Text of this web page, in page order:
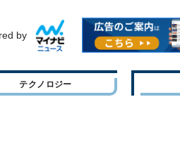
by
テクノロジー